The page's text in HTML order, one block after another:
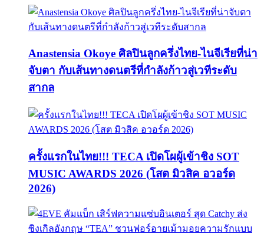
Anastensia Okoye ศิลปินลูกครึ่งไทย-ไนจีเรียที่น่า
จับตา กับเส้นทางดนตรีที่กำลังก้าวสู่เวทีระดับ
สากล
ครั้งแรกในไทย!!! TECA เปิดโผผู้เข้าชิง SOT
MUSIC AWARDS 2026 (โสต มิวสิค อวอร์ด
2026)